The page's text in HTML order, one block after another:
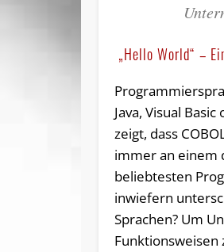
„Hello World“ –
Java, Visual
zeigt, dass
immer an einem
beliebtesten
inwiefern
Sprachen? Um
Funktionsweisen